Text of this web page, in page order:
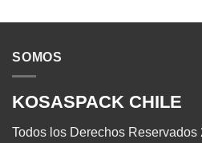
SOMOS
KOSASPACK CHILE
Todos los Derechos Reservados